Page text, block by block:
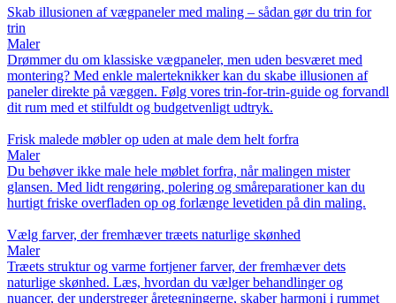
Skab illusionen af vægpaneler med maling – sådan gør du trin for
trin
Maler
Drømmer du om klassiske vægpaneler, men uden besværet med
montering? Med enkle malerteknikker kan du skabe illusionen af
paneler direkte på væggen. Følg vores trin-for-trin-guide og forvandl
dit rum med et stilfuldt og budgetvenligt udtryk.
Frisk malede møbler op uden at male dem helt forfra
Maler
Du behøver ikke male hele møblet forfra, når malingen mister
glansen. Med lidt rengøring, polering og småreparationer kan du
hurtigt friske overfladen op og forlænge levetiden på din maling.
Vælg farver, der fremhæver træets naturlige skønhed
Maler
Træets struktur og varme fortjener farver, der fremhæver dets
naturlige skønhed. Læs, hvordan du vælger behandlinger og
nuancer, der understreger åretegningerne, skaber harmoni i rummet